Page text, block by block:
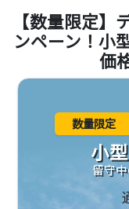
【数量限定】
ンペーン！小
価
数量限定
小
留守